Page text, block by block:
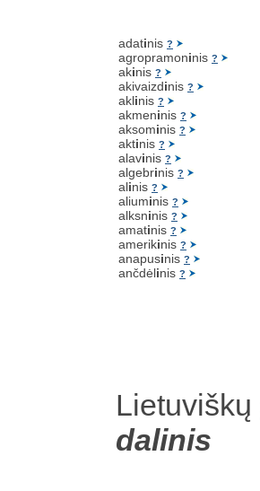
adatinis ?
agropramoninis ?
akinis ?
akivaizdinis ?
aklinis ?
akmeninis ?
aksominis ?
aktinis ?
alavinis ?
algebrinis ?
alinis ?
aliuminis ?
alksninis ?
amatinis ?
amerikinis ?
anapusinis ?
ančdėlinis ?
Lietuviškų
dalinis